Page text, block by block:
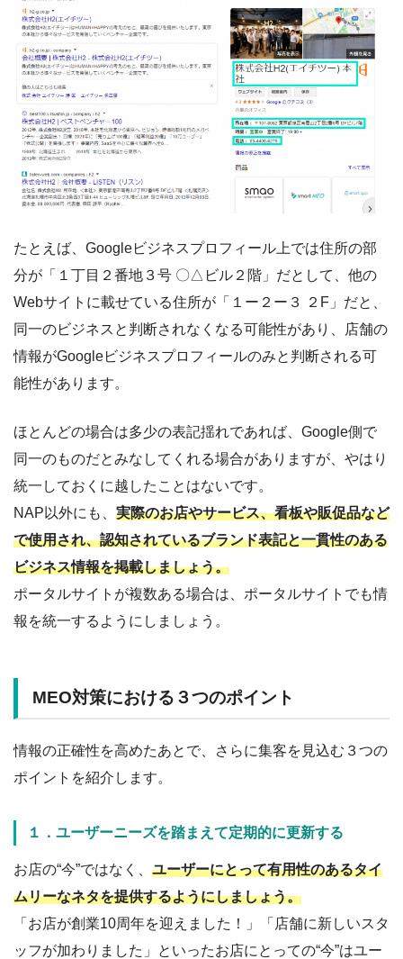
たとえば、Googleビジネスプロフィール上では住所の部
分が「１丁目２番地３号 〇△ビル２階」だとして、他の
Webサイトに載せている住所が「１ー２ー３ ２F」だと、
同一のビジネスと判断されなくなる可能性があり、店舗の
情報がGoogleビジネスプロフィールのみと判断される可
能性があります。
ほとんどの場合は多少の表記揺れであれば、Google側で
同一のものだとみなしてくれる場合がありますが、やはり
統一しておくに越したことはないです。
NAP以外にも、 実際のお店やサービス、看板や販促品など
で使用され、認知されているブランド表記と一貫性のある
ビジネス情報を掲載しましょう。
ポータルサイトが複数ある場合は、ポータルサイトでも情
報を統一するようにしましょう。
MEO対策における３つのポイント
情報の正確性を高めたあとで、さらに集客を見込む３つの
ポイントを紹介します。
１．ユーザーニーズを踏まえて定期的に更新する
お店の“今”ではなく、 ユーザーにとって有用性のあるタイ
ムリーなネタを提供するようにしましょう。
「お店が創業10周年を迎えました！」「店舗に新しいスタ
ッフが加わりました」といったお店にとっての“今”はユー